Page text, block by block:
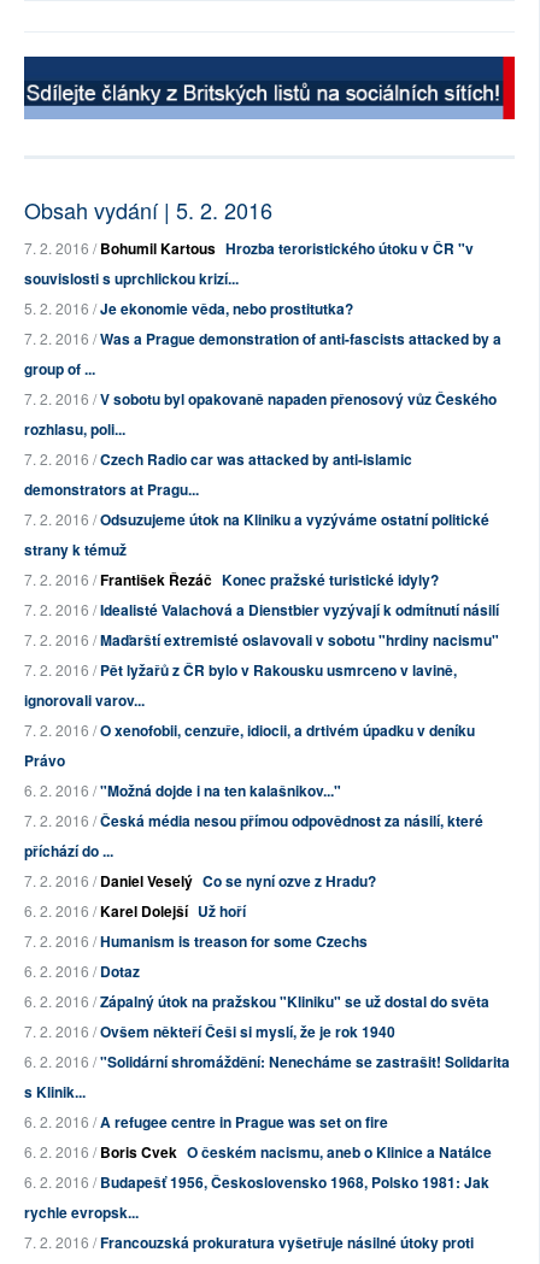
Obsah vydání | 5. 2. 2016
7. 2. 2016 /Bohumil Kartous Hrozba teroristického útoku v ČR "v
souvislosti s uprchlickou krizí...
5. 2. 2016 /Je ekonomie věda, nebo prostitutka?
7. 2. 2016 /Was a Prague demonstration of anti-fascists attacked by a
group of ...
7. 2. 2016 /V sobotu byl opakovaně napaden přenosový vůz Českého
rozhlasu, poli...
7. 2. 2016 /Czech Radio car was attacked by anti-islamic
demonstrators at Pragu...
7. 2. 2016 /Odsuzujeme útok na Kliniku a vyzýváme ostatní politické
strany k témuž
7. 2. 2016 /František Řezáč Konec pražské turistické idyly?
7. 2. 2016 /Idealisté Valachová a Dienstbier vyzývají k odmítnutí násilí
7. 2. 2016 /Maďarští extremisté oslavovali v sobotu "hrdiny nacismu"
7. 2. 2016 /Pět lyžařů z ČR bylo v Rakousku usmrceno v lavině,
ignorovali varov...
7. 2. 2016 /O xenofobii, cenzuře, idiocii, a drtivém úpadku v deníku
Právo
6. 2. 2016 /"Možná dojde i na ten kalašnikov..."
7. 2. 2016 /Česká média nesou přímou odpovědnost za násilí, které
příchází do ...
7. 2. 2016 /Daniel Veselý Co se nyní ozve z Hradu?
6. 2. 2016 /Karel Dolejší Už hoří
7. 2. 2016 /Humanism is treason for some Czechs
6. 2. 2016 /Dotaz
6. 2. 2016 /Zápalný útok na pražskou "Kliniku" se už dostal do světa
7. 2. 2016 /Ovšem někteří Češi si myslí, že je rok 1940
6. 2. 2016 /"Solidární shromáždění: Nenecháme se zastrašit! Solidarita
s Klinik...
6. 2. 2016 /A refugee centre in Prague was set on fire
6. 2. 2016 /Boris Cvek O českém nacismu, aneb o Klinice a Natálce
6. 2. 2016 /Budapešť 1956, Československo 1968, Polsko 1981: Jak
rychle evropsk...
7. 2. 2016 /Francouzská prokuratura vyšetřuje násilné útoky proti